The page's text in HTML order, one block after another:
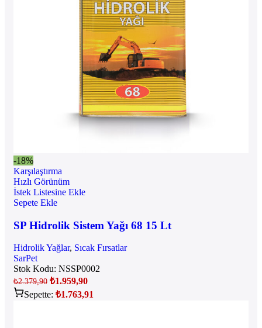
-18%
Karşılaştırma
Hızlı Görünüm
İstek Listesine Ekle
Sepete Ekle
SP Hidrolik Sistem Yağı 68 15 Lt
Hidrolik Yağlar, Sıcak Fırsatlar
SarPet
Stok Kodu: NSSP0002
₺2.379,90 ₺1.959,90
Sepette: ₺1.763,91